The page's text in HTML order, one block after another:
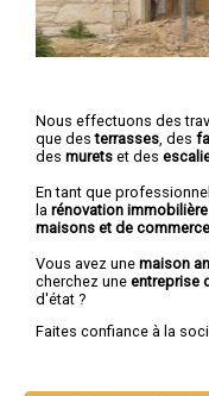
Nous effectuons des
que desterrasses , des
des murets et des
En tant que
la rénovation
maisons et de
Vous avez une maison
cherchez une entreprise
d'état ?
Faites confiance à la